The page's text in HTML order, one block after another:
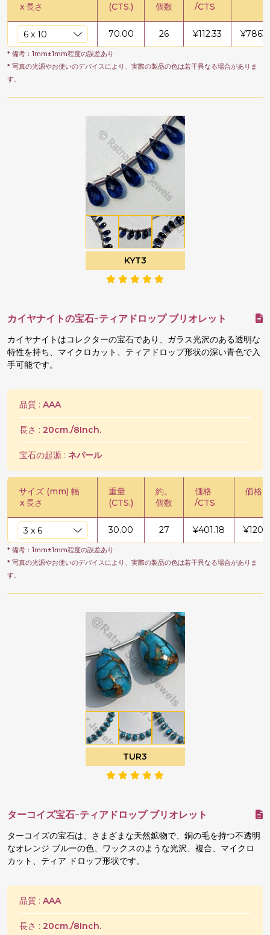
x長さ
(CTS.)
個数
/CTS
70.00 26 ¥112.33 ¥
* 備考：1mm±1mm程度の誤差あり
* 写真の光源やお使いのデバイスにより、実際の製品の色は若干異なる場合がありま
す。
KYT3
カイヤナイトの宝石-ティアドロップ ブリオレット
カイヤナイトはコレクターの宝石であり、ガラス光沢のある透明な
特性を持ち、マイクロカット、ティアドロップ形状の深い青色で入
手可能です。
品質 : AAA
長さ : 20cm./8Inch.
宝石の起源 : ネパール
サイズ (mm) 幅
x長さ
重量
(CTS.)
約。
個数
価格
/CTS
価格 /
30.00 27 ¥401.18 ¥
* 備考：1mm±1mm程度の誤差あり
* 写真の光源やお使いのデバイスにより、実際の製品の色は若干異なる場合がありま
す。
TUR3
ターコイズ宝石-ティアドロップ ブリオレット
ターコイズの宝石は、さまざまな天然鉱物で、銅の毛を持つ不透明
なオレンジ ブルーの色、ワックスのような光沢、複合、マイクロ
カット、ティア ドロップ形状です。
品質 : AAA
長さ : 20cm./8Inch.